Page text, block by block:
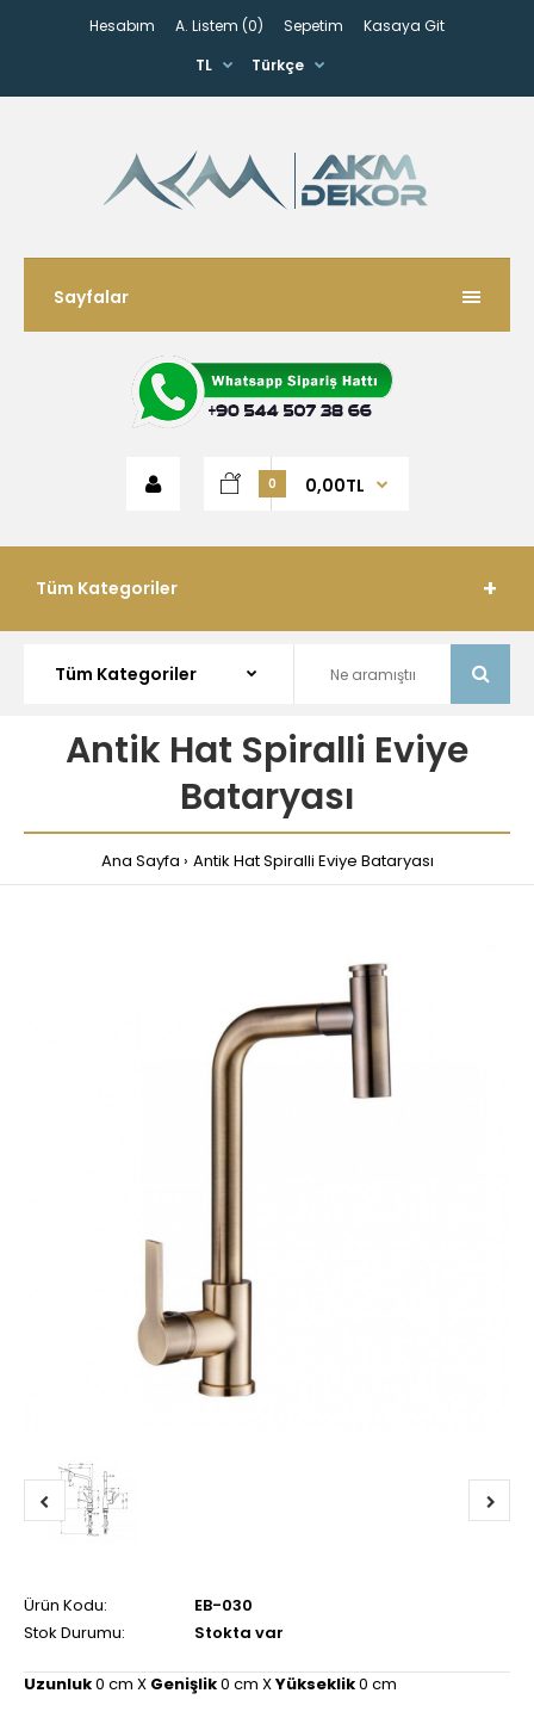
Hesabım A. Listem (0) Sepetim
Kasaya Git
TL
Türkçe
Sayfalar
0 0,00TL
Tüm Kategoriler
Antik Hat Spiralli Eviye
Bataryası
Ana Sayfa Antik Hat Spiralli Eviye Bataryası
Ürün Kodu:
EB-030
Stok Durumu:
Stokta var
Uzunluk0 cm X Genişlik0 cm XYükseklik0 cm